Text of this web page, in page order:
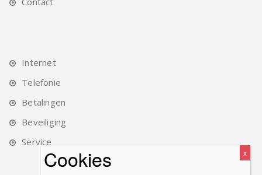
Internet
Telefonie
Betalingen
Beveiliging
Service